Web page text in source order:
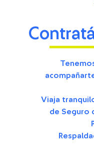
Viaja
de Seguro